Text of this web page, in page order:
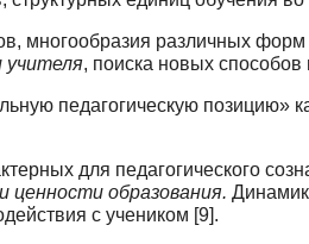
многообразия различных
учи­теля, поиска новых способов
педагогическую позицию»
для педагогического
ценности образования.
с учеником [9].